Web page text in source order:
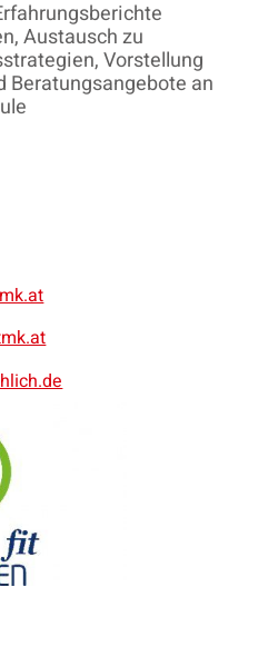
Austausch zu
Vorstellung
Beratungsangebote an